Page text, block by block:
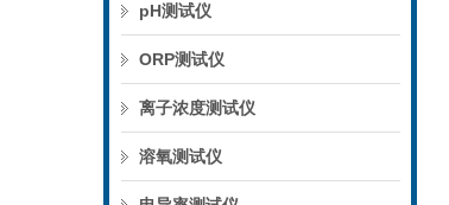
pH测试仪
ORP测试仪
离子浓度测试仪
溶氧测试仪